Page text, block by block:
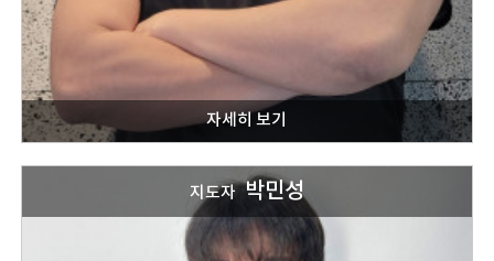
지도자 박민성